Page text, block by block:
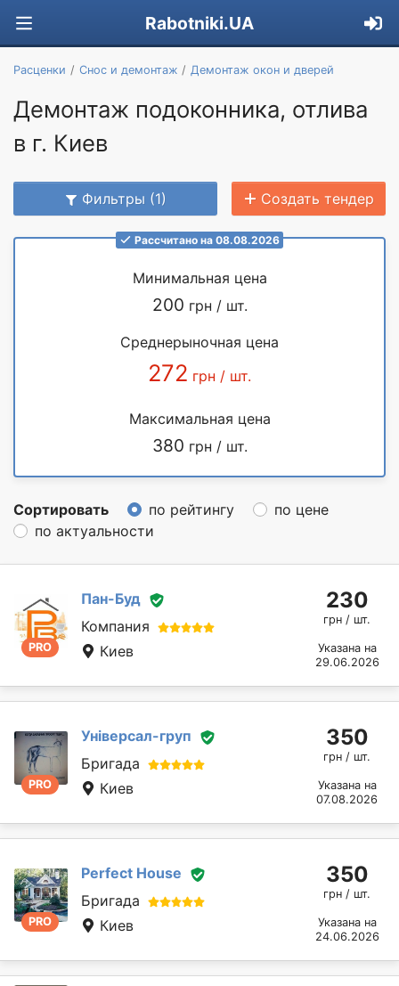
Rabotniki.UA
Расценки Снос и демонтаж Демонтаж окон и дверей
Демонтаж подоконника, отлива
в г. Киев
Фильтры (1) Создать тендер
Рассчитано на 08.08.2026
Минимальная цена
200 грн / шт.
Среднерыночная цена
272 грн / шт.
Максимальная цена
380 грн / шт.
Сортировать по рейтингу
по цене
по актуальности
PRO
Пан-Буд
Компания
Киев
230
грн / шт.
Указана на
29.06.2026
PRO
Універсал-груп
Бригада
Киев
350
грн / шт.
Указана на
07.08.2026
PRO
Perfect House
Бригада
Киев
350
грн / шт.
Указана на
24.06.2026